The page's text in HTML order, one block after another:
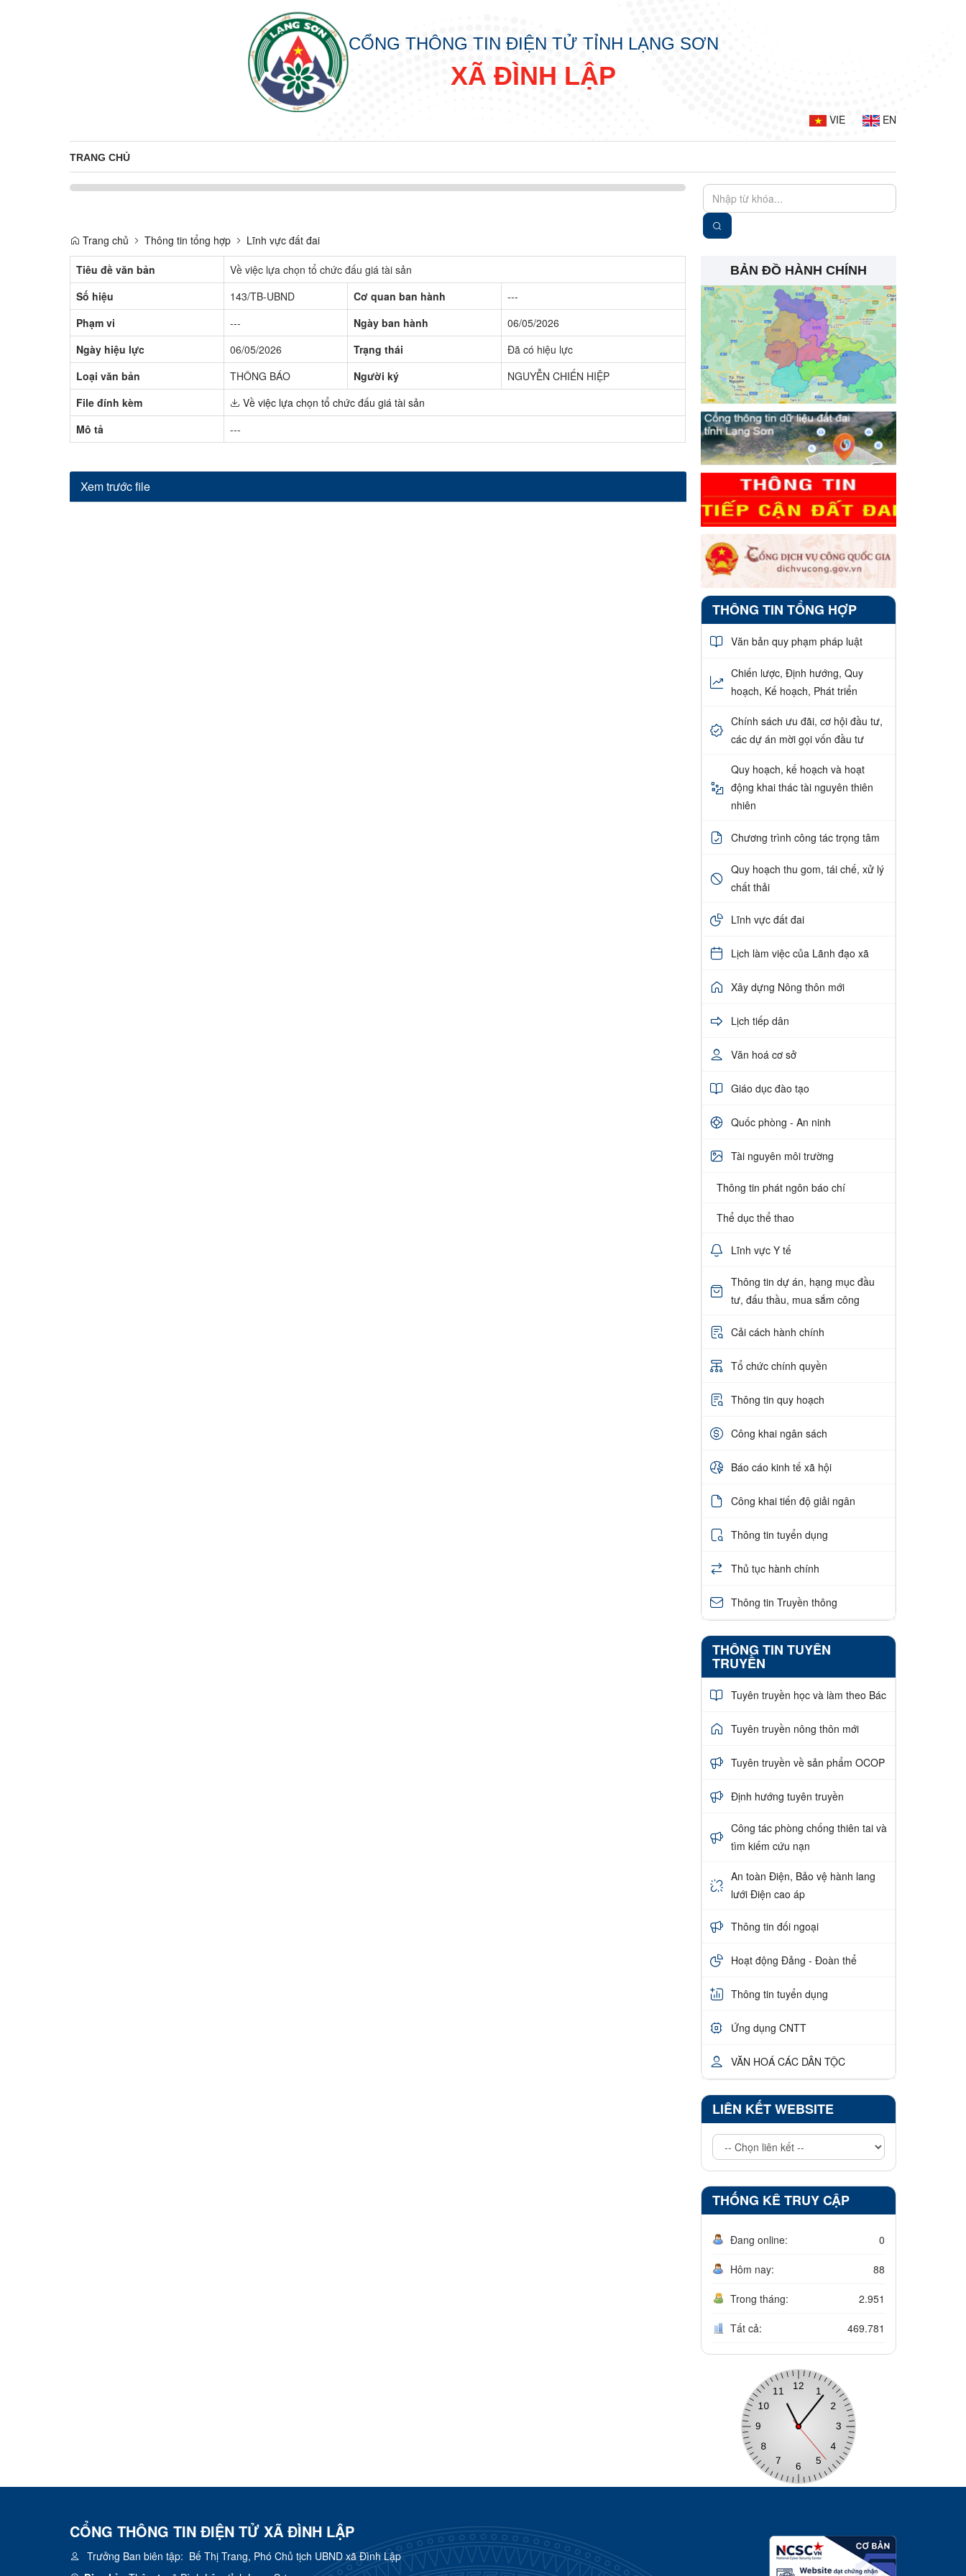
CỔNG THÔNG TIN ĐIỆN TỬ TỈNH LẠNG SƠN
XÃ ĐÌNH LẬP
VIE EN
TRANG CHỦ
Trang chủ Thông tin tổng hợp Lĩnh vực đất đai
Tiêu đề văn bản
Về việc lựa chọn tổ chức đấu giá tài sản
Số hiệu
143/TB-UBND Cơ quan ban hành
---
Phạm vi
--- Ngày ban hành
06/05/2026
Ngày hiệu lực
06/05/2026 Trạng thái
Đã có hiệu lực
Loại văn bản
THÔNG BÁO Người ký
NGUYỄN CHIẾN HIỆP
File đính kèm
Về việc lựa chọn tổ chức đấu giá tài sản
Mô tả
---
Xem trước file
BẢN ĐỒ HÀNH CHÍNH
THÔNG TIN TỔNG HỢP
Văn bản quy phạm pháp luật
Chiến lược, Định hướng, Quy
hoạch, Kế hoạch, Phát triển
Chính sách ưu đãi, cơ hội đầu tư,
các dự án mời gọi vốn đầu tư
Quy hoạch, kế hoạch và hoạt
động khai thác tài nguyên thiên
nhiên
Chương trình công tác trọng tâm
Quy hoạch thu gom, tái chế, xử lý
chất thải
Lĩnh vực đất đai
Lịch làm việc của Lãnh đạo xã
Xây dựng Nông thôn mới
Lịch tiếp dân
Văn hoá cơ sở
Giáo dục đào tạo
Quốc phòng - An ninh
Tài nguyên môi trường
Thông tin phát ngôn báo chí
Thể dục thể thao
Lĩnh vực Y tế
Thông tin dự án, hạng mục đầu
tư, đấu thầu, mua sắm công
Cải cách hành chính
Tổ chức chính quyền
Thông tin quy hoạch
Công khai ngân sách
Báo cáo kinh tế xã hội
Công khai tiến độ giải ngân
Thông tin tuyển dụng
Thủ tục hành chính
Thông tin Truyền thông
THÔNG TIN TUYÊN
TRUYỀN
Tuyên truyền học và làm theo Bác
Tuyên truyền nông thôn mới
Tuyên truyền về sản phẩm OCOP
Định hướng tuyên truyền
Công tác phòng chống thiên tai và
tìm kiếm cứu nạn
An toàn Điện, Bảo vệ hành lang
lưới Điện cao áp
Thông tin đối ngoại
Hoạt động Đảng - Đoàn thể
Thông tin tuyển dụng
Ứng dụng CNTT
VĂN HOÁ CÁC DÂN TỘC
LIÊN KẾT WEBSITE
THỐNG KÊ TRUY CẬP
Đang online: 0
Hôm nay: 88
Trong tháng: 2.951
Tất cả: 469.781
CỔNG THÔNG TIN ĐIỆN TỬ XÃ ĐÌNH LẬP
Trưởng Ban biên tập: Bế Thị Trang, Phó Chủ tịch UBND xã Đình Lập